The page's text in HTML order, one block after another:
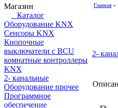
Магазин
Каталог
Оборудование KNX
Сенсоры KNX
Кнопочные
выключатели с BCU
комнатные контроллеры
KNX
2- канальные
Оборудование прочее
Программное
обеспечение
Главная »
2-